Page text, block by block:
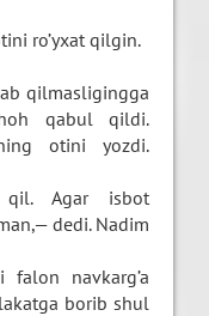
ro’yxat qilgin.
qilmasligingga
qabul qildi.
otini yozdi.
Agar isbot
dedi. Nadim
navkarg’a
borib shul